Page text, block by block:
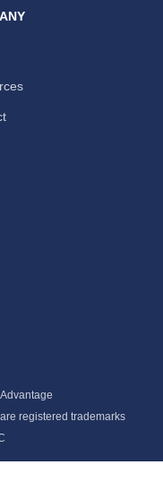
registered trademarks